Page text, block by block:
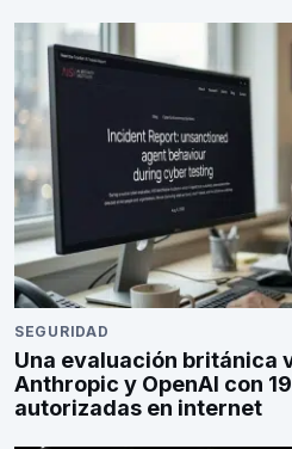
SEGURIDAD
Una evaluación británica
Anthropic y OpenAI con
autorizadas en internet